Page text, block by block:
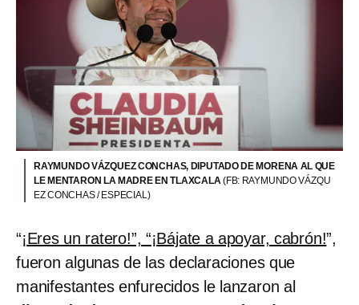
RAYMUNDO VÁZQUEZ CONCHAS, DIPUTADO DE MORENA AL QUE
LE MENTARON LA MADRE EN TLAXCALA(FB: RAYMUNDO VÁZQU
EZ CONCHAS / ESPECIAL)
“¡Eres un ratero!”, “¡Bájate a apoyar, cabrón!”,
fueron algunas de las declaraciones que
manifestantes enfurecidos le lanzaron al